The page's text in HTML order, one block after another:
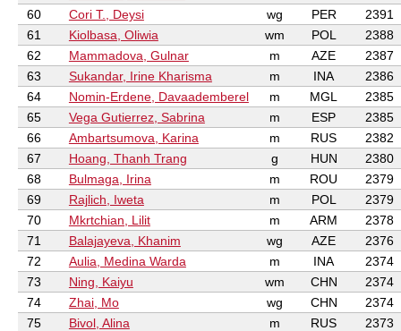
60
Cori T., Deysi wg PER
2391
61
Kiolbasa, Oliwia wm POL
2388
62
Mammadova, Gulnar m AZE
2387
63
Sukandar, Irine Kharisma m INA
2386
64
Nomin-Erdene, Davaademberel m MGL
2385
65
Vega Gutierrez, Sabrina m ESP
2385
66
Ambartsumova, Karina m RUS
2382
67
Hoang, Thanh Trang g HUN
2380
68
Bulmaga, Irina m ROU
2379
69
Rajlich, Iweta m POL
2379
70
Mkrtchian, Lilit m ARM
2378
71
Balajayeva, Khanim wg AZE
2376
72
Aulia, Medina Warda m INA
2374
73
Ning, Kaiyu wm CHN
2374
74
Zhai, Mo wg CHN
2374
75
Bivol, Alina m RUS
2373